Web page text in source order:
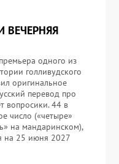
ВЕЧЕРНЯЯ
одного из
голливудского
оригинальное
перевод про
вопросики. 44 в
число («четыре»
на мандаринском),
на 25 июня 2027